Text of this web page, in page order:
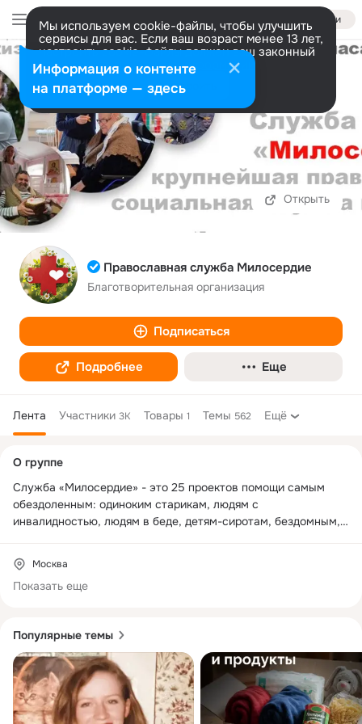
Войти
Мы используем cookie-файлы, чтобы улучшить
сервисы для вас. Если ваш возраст менее 13 лет,
настроить cookie-файлы должен ваш законный
представитель. Больше информации
Разрешить все Настроить
Открыть
Православная служба Милосердие
Благотворительная организация
Подписаться
Подробнее Еще
Лента Участники 3K Товары 1 Темы 562 Ещё
Популярные темы
колонка
О группе
Служба «Милосердие» - это 25 проектов помощи самым
обездоленным: одиноким старикам, людям с
инвалидностью, людям в беде, детям-сиротам, бездомным,
https://clck.ru/Z3RLF
Москва
Показать еще
Информация о контенте
на платформе — здесь